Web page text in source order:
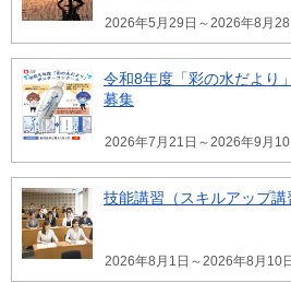
2026年5月29日～2026年8月28
令和8年度「彩の水だより
募集
2026年7月21日～2026年9月10
技能講習（スキルアップ
2026年8月1日～2026年8月10日